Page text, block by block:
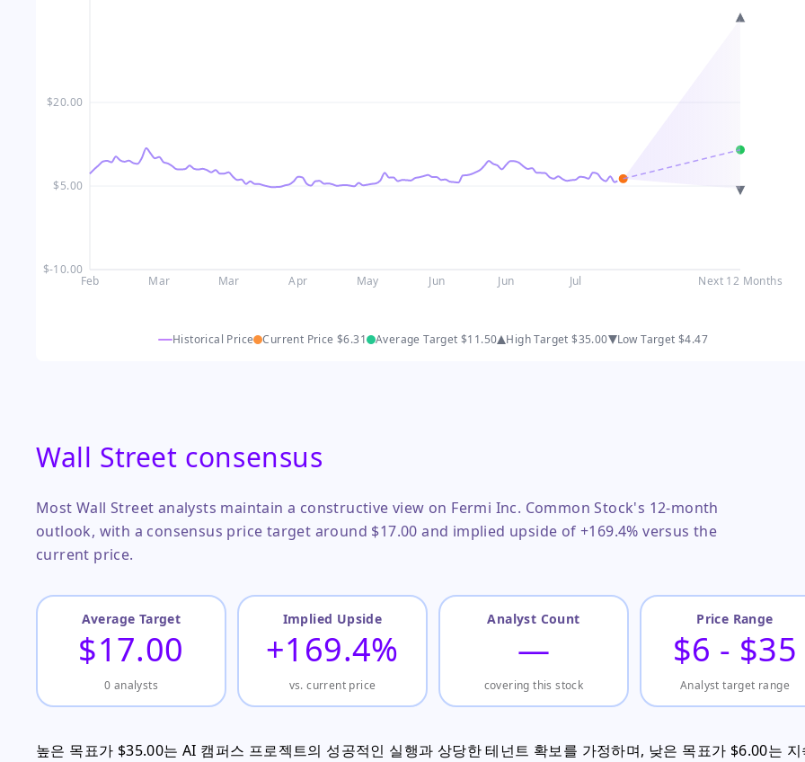
$-10.00
$5.00
$20.00
Feb Mar Mar Apr May Jun Jun Jul Next 12 Months
Historical Price Current Price $6.31 Average Target $11.50 High Target$35.00 Low Target$4.47
Wall Street consensus
Most Wall Street analysts maintain a constructive view on Fermi Inc. Common Stock's 12-month
outlook, with a consensus price target around $17.00 and implied upside of +169.4% versus the
current price.
Average Target
$17.00
0 analysts
Implied Upside
+169.4%
vs. current price
Analyst Count
—
covering this stock
Price Range
$6 - $35
Analyst target range
높은 목표가 $35.00는 AI 캠퍼스 프로젝트의 성공적인 실행과 상당한 테넌트 확보를 가정하며, 낮은 목표가 $6.00는 지